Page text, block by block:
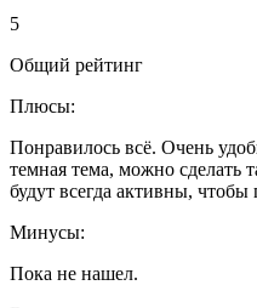
5
Общий рейтинг
Плюсы:
Понравилось всё. Очень
темная тема, можно сделать
будут всегда активны,
Минусы:
Пока не нашел.